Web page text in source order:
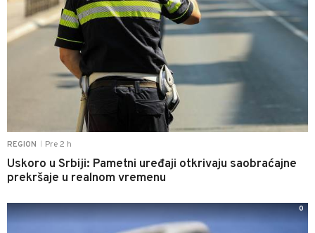
REGION Pre 2 h
Uskoro u Srbiji: Pametni uređaji otkrivaju saobraćajne
prekršaje u realnom vremenu
0